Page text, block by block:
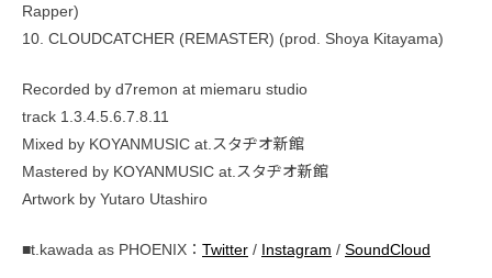
Rapper)
10. CLOUDCATCHER (REMASTER) (prod. Shoya Kitayama)
Recorded by d7remon at miemaru studio
track 1.3.4.5.6.7.8.11
Mixed by KOYANMUSIC at.スタヂオ新館
Mastered by KOYANMUSIC at.スタヂオ新館
Artwork by Yutaro Utashiro
■t.kawada as PHOENIX： Twitter / Instagram / SoundCloud